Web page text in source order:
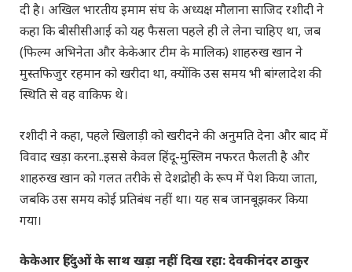
दी है। अखिल भारतीय इमाम संघ के अध्यक्ष मौलाना साजिद रशीदी ने
कहा कि बीसीसीआई को यह फैसला पहले ही ले लेना चाहिए था, जब
(फिल्म अभिनेता और केकेआर टीम के मालिक) शाहरुख खान ने
मुस्तफिजुर रहमान को खरीदा था, क्योंकि उस समय भी बांग्लादेश की
स्थिति से वह वाकिफ थे।
रशीदी ने कहा, पहले खिलाड़ी को खरीदने की अनुमति देना और बाद में
विवाद खड़ा करना..इससे केवल हिंदू-मुस्लिम नफरत फैलती है और
शाहरुख खान को गलत तरीके से देशद्रोही के रूप में पेश किया जाता,
जबकि उस समय कोई प्रतिबंध नहीं था। यह सब जानबूझकर किया
गया।
केकेआर हिंदुओं के साथ खड़ा नहीं दिख रहा: देवकीनंदर ठाकुर